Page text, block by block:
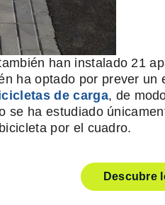
han instalado 21
ha optado por prever
de carga, de
se ha estudiado
por el cuadro.
Descubre